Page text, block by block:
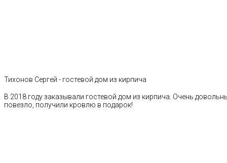
Тихонов Сергей - гостевой дом из кирпича
В 2018 году заказывали гостевой дом из кирпича. Очень
повезло, получили кровлю в подарок!